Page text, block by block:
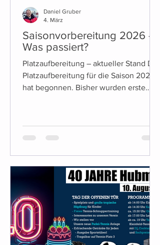
Saisonvorbereitung 2026 -
Was passiert?
Platzaufbereitung – aktueller Stand Die
Platzaufbereitung für die Saison 2026
hat begonnen. Bisher wurden erste
diese Saison stehen einige konkrete
Änderungen an: Es kommt ein neuer
Getränkeautomat. Alkoholische
Getränke sind dabei mit Kinder- und
Jugendsicherung ausgestatte
Daniel Gruber
4. März